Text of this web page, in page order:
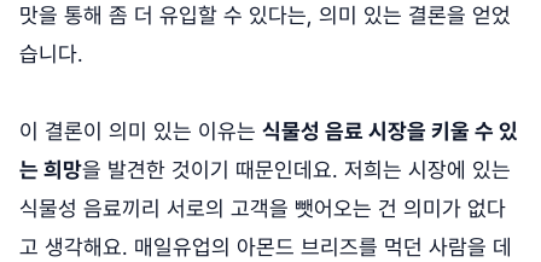
맛을 통해 좀 더 유입할 수 있다는, 의미 있는 결론을 얻었
습니다.
이 결론이 의미 있는 이유는 식물성 음료 시장을 키울 수 있
는 희망을 발견한 것이기 때문인데요. 저희는 시장에 있는
식물성 음료끼리 서로의 고객을 뺏어오는 건 의미가 없다
고 생각해요. 매일유업의 아몬드 브리즈를 먹던 사람을 데